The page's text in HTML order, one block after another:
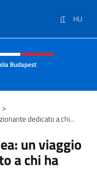
IT HU
e menù
Budapest
>
dedicato a chi...
un viaggio
a chi ha